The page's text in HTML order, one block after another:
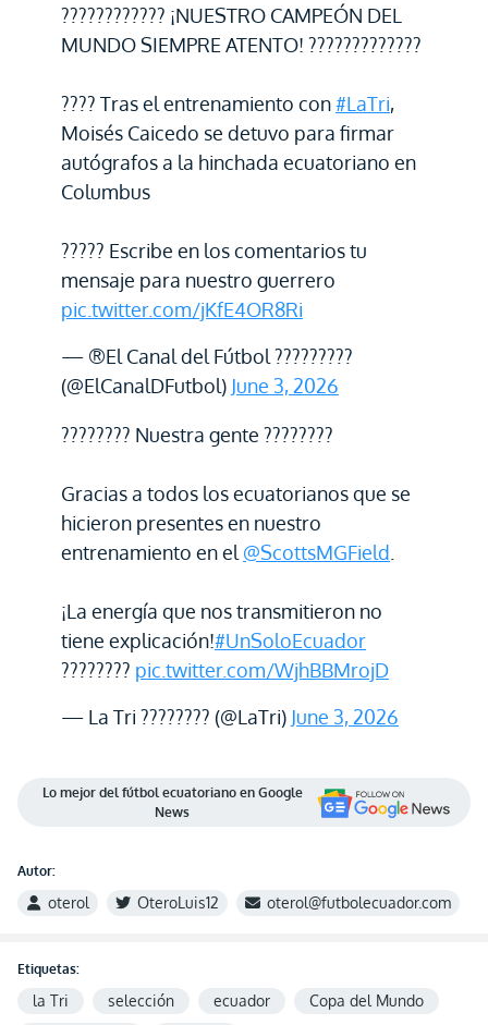
???????????? ¡NUESTRO CAMPEÓN DEL
MUNDO SIEMPRE ATENTO! ?????????????
???? Tras el entrenamiento con#LaTri,
Moisés Caicedo se detuvo para firmar
autógrafos a la hinchada ecuatoriano en
Columbus
????? Escribe en los comentarios tu
mensaje para nuestro guerrero
pic.twitter.com/jKfE4OR8Ri
— ®El Canal del Fútbol ?????????
(@ElCanalDFutbol) June 3, 2026
???????? Nuestra gente ????????
Gracias a todos los ecuatorianos que se
hicieron presentes en nuestro
entrenamiento en el @ScottsMGField
¡La energía que nos transmitieron no
tiene explicación!#UnSoloEcuador
???????? pic.twitter.com/WjhBBMrojD
— La Tri ???????? (@LaTri) June 3, 2026
Lo mejor del fútbol ecuatoriano en Google
News
Autor:
oterol OteroLuis12 oterol@futbolecuador.com
Etiquetas:
la Tri selección ecuador Copa del Mundo